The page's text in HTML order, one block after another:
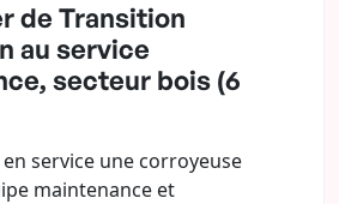
de Transition
au service
secteur bois (6
service une corroyeuse
maintenance et